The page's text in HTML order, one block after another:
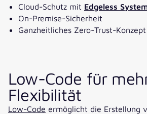
Cloud-Schutz mit Edgeless
On-Premise-Sicherheit
Ganzheitliches Zero-Trust-Konzept
Low-Code für
Flexibilität
Low-Code ermöglicht die Erstellung